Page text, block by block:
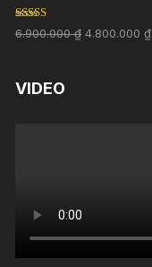
Rated 5.00
out of 5
6.900.000₫ 4.800.000₫
VIDEO